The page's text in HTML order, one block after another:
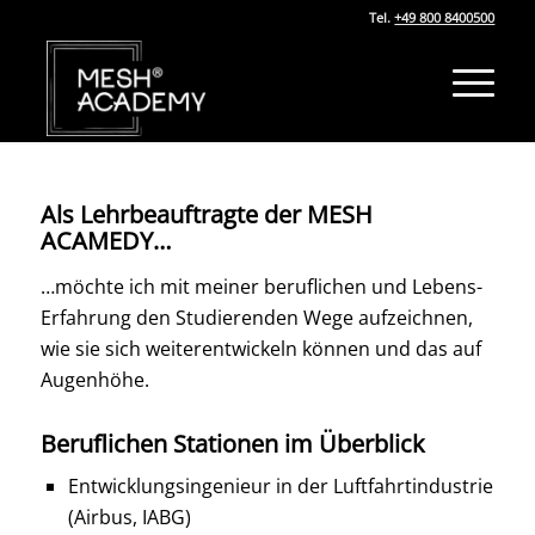
Tel.+49 800 8400500
Als Lehrbeauftragte der MESH
ACAMEDY…
…möchte ich mit meiner beruflichen und Lebens-
Erfahrung den Studierenden Wege aufzeichnen,
wie sie sich weiterentwickeln können und das auf
Augenhöhe.
Beruflichen Stationen im Überblick
Entwicklungsingenieur in der Luftfahrtindustrie
(Airbus, IABG)